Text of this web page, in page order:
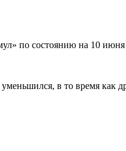
по состоянию на 10 июня
в то время как